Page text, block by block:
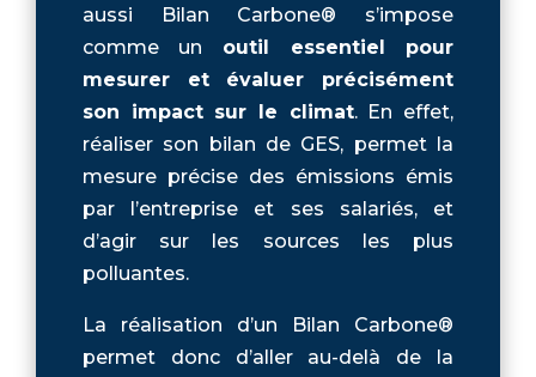
aussi Bilan Carbone® s’impose
comme un outil essentiel pour
mesurer et évaluer précisément
son impact sur le climat. En effet,
réaliser son bilan de GES, permet la
mesure précise des émissions émis
par l’entreprise et ses salariés, et
d’agir sur les sources les plus
polluantes.
La réalisation d’un Bilan Carbone®
permet donc d’aller au-delà de la